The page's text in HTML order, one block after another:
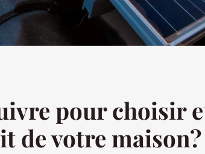
pour choisir
de votre maison?